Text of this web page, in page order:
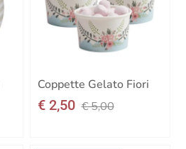
Coppette Gelato Fiori
€ 2,50 € 5,00